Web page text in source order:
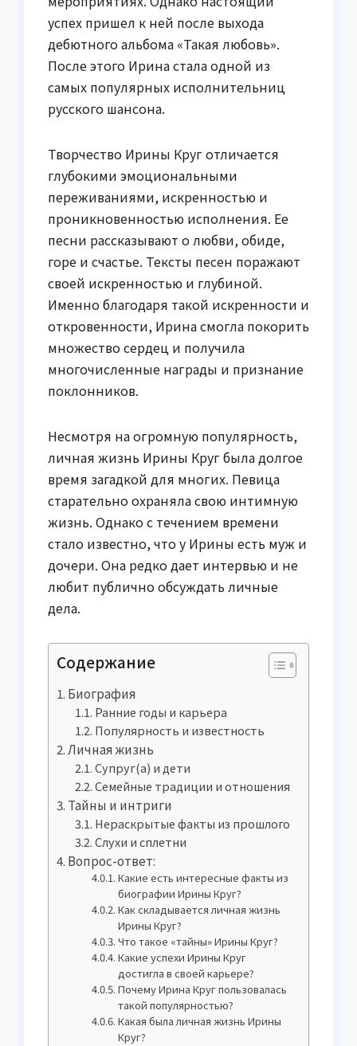
успех пришел к ней после выхода
дебютного альбома «Такая любовь».
После этого Ирина стала одной из
самых популярных исполнительниц
русского шансона.
Творчество Ирины Круг отличается
глубокими эмоциональными
переживаниями, искренностью и
проникновенностью исполнения. Ее
песни рассказывают о любви, обиде,
горе и счастье. Тексты песен поражают
своей искренностью и глубиной.
Именно благодаря такой искренности и
откровенности, Ирина смогла покорить
множество сердец и получила
многочисленные награды и признание
поклонников.
Несмотря на огромную популярность,
личная жизнь Ирины Круг была долгое
время загадкой для многих. Певица
старательно охраняла свою интимную
жизнь. Однако с течением времени
стало известно, что у Ирины есть муж и
дочери. Она редко дает интервью и не
любит публично обсуждать личные
дела.
Содержание
Биография
Ранние годы и карьера
Популярность и известность
Личная жизнь
Супруг(а) и дети
Семейные традиции и отношения
Тайны и интриги
Нераскрытые факты из прошлого
Слухи и сплетни
Вопрос-ответ:
Какие есть интересные факты из
биографии Ирины Круг?
Как складывается личная жизнь
Ирины Круг?
Что такое «тайны» Ирины Круг?
Какие успехи Ирины Круг
достигла в своей карьере?
Почему Ирина Круг пользовалась
такой популярностью?
Какая была личная жизнь Ирины
Круг?